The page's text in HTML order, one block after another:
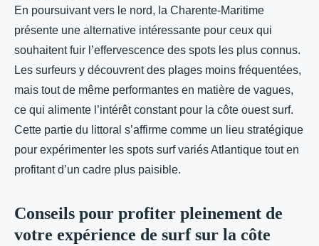
En poursuivant vers le nord, la Charente-Maritime
présente une alternative intéressante pour ceux qui
souhaitent fuir l’effervescence des spots les plus connus.
Les surfeurs y découvrent des plages moins fréquentées,
mais tout de même performantes en matière de vagues,
ce qui alimente l’intérêt constant pour la côte ouest surf.
Cette partie du littoral s’affirme comme un lieu stratégique
pour expérimenter les spots surf variés Atlantique tout en
profitant d’un cadre plus paisible.
Conseils pour profiter pleinement de
votre expérience de surf sur la côte